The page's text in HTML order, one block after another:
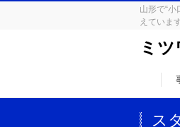
山形で“
えています
ミ
ス